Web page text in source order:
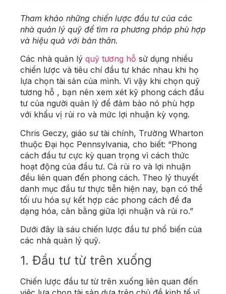
Tham khảo những chiến lược đầu tư của các
nhà quản lý quỹ để tìm ra phương pháp phù hợp
và hiệu quả với bản thân.
Các nhà quản lý quỹ tương hỗ sử dụng nhiều
chiến lược và tiêu chí đầu tư khác nhau khi họ
lựa chọn tài sản của mình. Vì vậy khi chọn quỹ
tương hỗ , bạn nên xem xét kỹ phong cách đầu
tư của người quản lý để đảm bảo nó phù hợp
với khẩu vị rủi ro và mức lợi nhuận kỳ vọng.
Chris Geczy, giáo sư tài chính, Trường Wharton
thuộc Đại học Pennsylvania, cho biết: “Phong
cách đầu tư cực kỳ quan trọng vì cách thức
hoạt động của đầu tư. Cả rủi ro và lợi nhuận
đều liên quan đến phong cách. Theo lý thuyết
danh mục đầu tư thực tiễn hiện nay, bạn có thể
tối ưu hóa sự kết hợp các phong cách để đa
dạng hóa, cân bằng giữa lợi nhuận và rủi ro.”
Dưới đây là sáu chiến lược đầu tư phổ biến của
các nhà quản lý quỹ.
1. Đầu tư từ trên xuống
Chiến lược đầu tư từ trên xuống liên quan đến